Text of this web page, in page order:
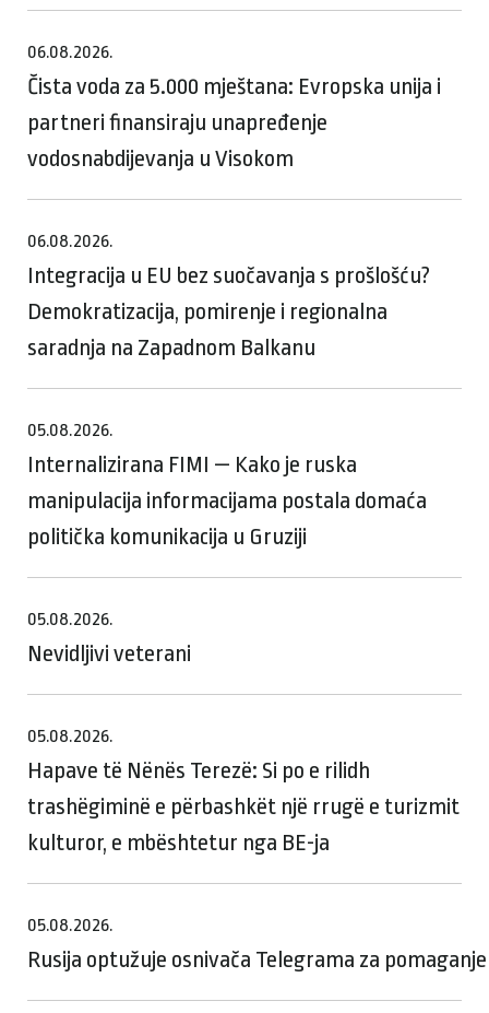
06.08.2026.
Čista voda za 5.000 mještana: Evropska unija i
partneri finansiraju unapređenje
vodosnabdijevanja u Visokom
06.08.2026.
Integracija u EU bez suočavanja s prošlošću?
Demokratizacija, pomirenje i regionalna
saradnja na Zapadnom Balkanu
05.08.2026.
Internalizirana FIMI — Kako je ruska
manipulacija informacijama postala domaća
politička komunikacija u Gruziji
05.08.2026.
Nevidljivi veterani
05.08.2026.
Hapave të Nënës Terezë: Si po e rilidh
trashëgiminë e përbashkët një rrugë e turizmit
kulturor, e mbështetur nga BE-ja
05.08.2026.
Rusija optužuje osnivača Telegrama za